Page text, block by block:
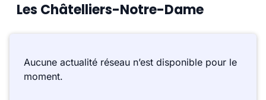
Les Châtelliers-Notre-Dame
Aucune actualité réseau n’est disponible pour le
moment.